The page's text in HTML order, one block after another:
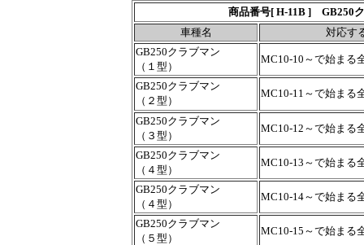
商品番号[ H-11B ] GB250
車種名
対応す
GB250クラブマン
（１型）
MC10-10～で始まる
GB250クラブマン
（２型）
MC10-11～で始まる
GB250クラブマン
（３型）
MC10-12～で始まる
GB250クラブマン
（４型）
MC10-13～で始まる
GB250クラブマン
（４型）
MC10-14～で始まる
GB250クラブマン
（５型）
MC10-15～で始まる